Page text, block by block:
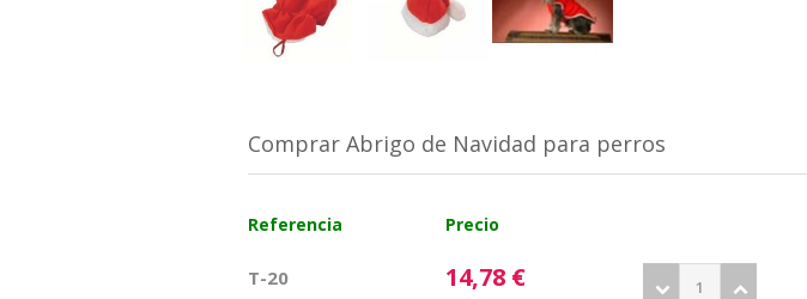
Comprar Abrigo de Navidad para perros
Referencia Precio
T-20 14,78 €